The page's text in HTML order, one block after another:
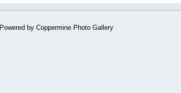
Powered by Coppermine Photo Gallery